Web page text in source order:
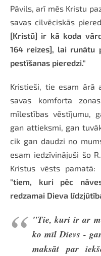
Pāvils, arī mēs Kristu
savas cilvēciskās
[Kristū] ir kā koda
164 reizes], lai runātu
pestīšanas pieredzi."
Kristieši, tie esam ārā
savas komforta
mīlestības vēstījumu,
gan attieksmi, gan
cik gan daudzi no
esam iedzīvinājuši šo
Kristus vēsts pamatā:
"tiem, kuri pēc
redzamai Dieva
"Tie, kuri ir ar
ko mīl Dievs -
maksāt par